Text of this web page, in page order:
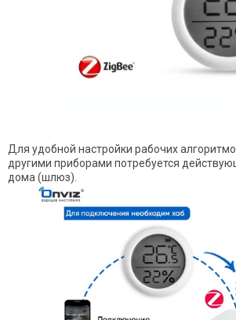
Для удобной настройки рабочих
другими приборами потребуется
дома (шлюз).